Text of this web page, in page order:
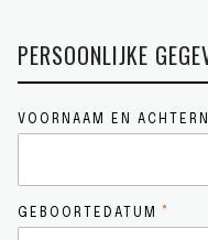
PERSOONLIJKE
VOORNAAM EN
GEBOORTEDATUM